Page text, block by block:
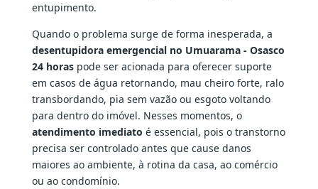
entupimento.
Quando o problema surge de forma inesperada, a
desentupidora emergencial no Umuarama - Osasco
24 horaspode ser acionada para oferecer suporte
em casos de água retornando, mau cheiro forte, ralo
transbordando, pia sem vazão ou esgoto voltando
para dentro do imóvel. Nesses momentos, o
atendimento imediato é essencial, pois o transtorno
precisa ser controlado antes que cause danos
maiores ao ambiente, à rotina da casa, ao comércio
ou ao condomínio.